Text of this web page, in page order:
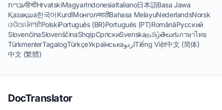
עבריתहिन्दीHrvatskiMagyarIndonesiaItaliano日本語Basa Jawa
Қазақша한국어KurdîМонголमराठीBahasa MelayuNederlandsNorsk
ଓଡିଆਪੰਜਾਬੀPolskiPortuguês (BR)Português (PT)RomânăРусский
SlovenčinaSlovenščinaShqipСрпскиSvenskaதமிழ்తెలుగుภาษาไทย
TürkmenlerTagalogTürkçeУкраїнськаاردوTiếng Việt中文 (简体)
中文 (繁體)
DocTranslator